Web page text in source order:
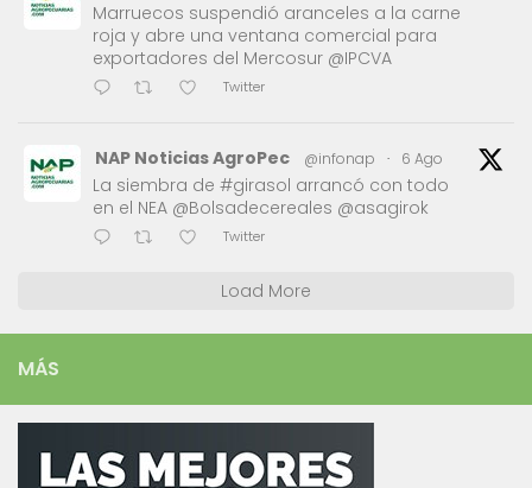
Marruecos suspendió aranceles a la carne
roja y abre una ventana comercial para
exportadores del Mercosur @IPCVA
Twitter
NAP Noticias AgroPec @infonap · 6 Ago
La siembra de #girasol arrancó con todo
en el NEA @Bolsadecereales @asagirok
Twitter
Load More
MÁS